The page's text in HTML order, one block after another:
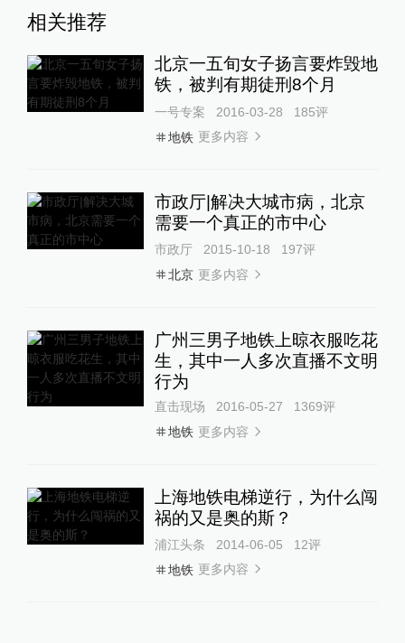
相关推荐
北京一五旬女子扬言要炸毁地
铁，被判有期徒刑8个月
一号专案 2016-03-28 185评
地铁 更多内容
市政厅|解决大城市病，北京
需要一个真正的市中心
市政厅 2015-10-18 197评
北京 更多内容
广州三男子地铁上晾衣服吃花
生，其中一人多次直播不文明
行为
直击现场 2016-05-27 1369评
地铁 更多内容
上海地铁电梯逆行，为什么闯
祸的又是奥的斯？
浦江头条 2014-06-05 12评
地铁 更多内容